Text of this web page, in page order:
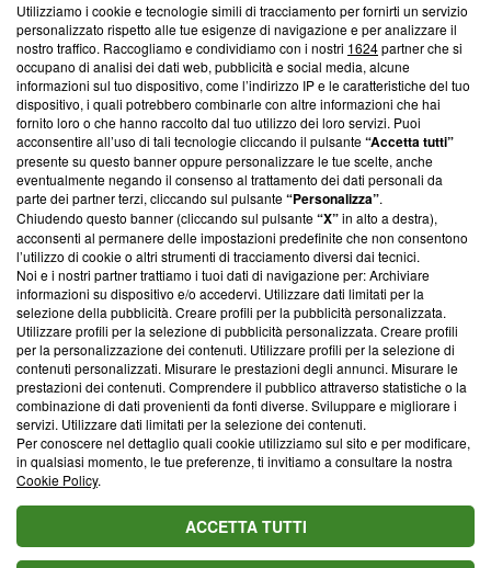
Questa sezione offre informazioni trasparenti su Blasting
News, sui nostri processi editoriali e su come ci impegniamo a
creare news di qualità. Inoltre, afferma la nostra aderenza a
‘Trust Project - News with Integrity’Blasting News non è
ancora membro del programma, ma ha richiesto di farne
parte; Trust Project non ha ancora effettuato una verifica di
conformità agli standard.
Su di noi
Team editoriale
Corporate
Redazione
Informativa Privacy
Cookie Policy
Blasting SA, IDI CHE-247.845.224, Via Carlo Frasca, 3 - 6900
Lugano (Svizzera) Tel:+39 0690258937
© 2026 Blasting News
Utilizziamo i cookie e tecnologie simili di tracciamento per fornirti un servizio
personalizzato rispetto alle tue esigenze di navigazione e per analizzare il
nostro traffico. Raccogliamo e condividiamo con i nostri 1624partner che si
occupano di analisi dei dati web, pubblicità e social media, alcune
informazioni sul tuo dispositivo, come l’indirizzo IP e le caratteristiche del tuo
dispositivo, i quali potrebbero combinarle con altre informazioni che hai
fornito loro o che hanno raccolto dal tuo utilizzo dei loro servizi. Puoi
acconsentire all’uso di tali tecnologie cliccando il pulsante“Accetta tutti”
presente su questo banner oppure personalizzare le tue scelte, anche
eventualmente negando il consenso al trattamento dei dati personali da
parte dei partner terzi, cliccando sul pulsante“Personalizza”.
Chiudendo questo banner (cliccando sul pulsante“X”in alto a destra),
acconsenti al permanere delle impostazioni predefinite che non consentono
l’utilizzo di cookie o altri strumenti di tracciamento diversi dai tecnici.
Noi e i nostri partner trattiamo i tuoi dati di navigazione per: Archiviare
informazioni su dispositivo e/o accedervi. Utilizzare dati limitati per la
selezione della pubblicità. Creare profili per la pubblicità personalizzata.
Utilizzare profili per la selezione di pubblicità personalizzata. Creare profili
per la personalizzazione dei contenuti. Utilizzare profili per la selezione di
contenuti personalizzati. Misurare le prestazioni degli annunci. Misurare le
prestazioni dei contenuti. Comprendere il pubblico attraverso statistiche o la
combinazione di dati provenienti da fonti diverse. Sviluppare e migliorare i
servizi. Utilizzare dati limitati per la selezione dei contenuti.
Per conoscere nel dettaglio quali cookie utilizziamo sul sito e per modificare,
in qualsiasi momento, le tue preferenze, ti invitiamo a consultare la nostra
Cookie Policy.
ACCETTA TUTTI